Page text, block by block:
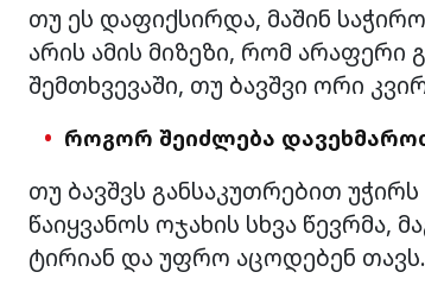
თუ ეს დაფიქსირდა, მაშინ
არის ამის მიზეზი, რომ არაფერი
შემთხვევაში, თუ ბავშვი ორი
როგორ შეიძლება
თუ ბავშვს განსაკუთრებით
წაიყვანოს ოჯახის სხვა წევრმა,
ტირიან და უფრო აცოდებენ თავს.